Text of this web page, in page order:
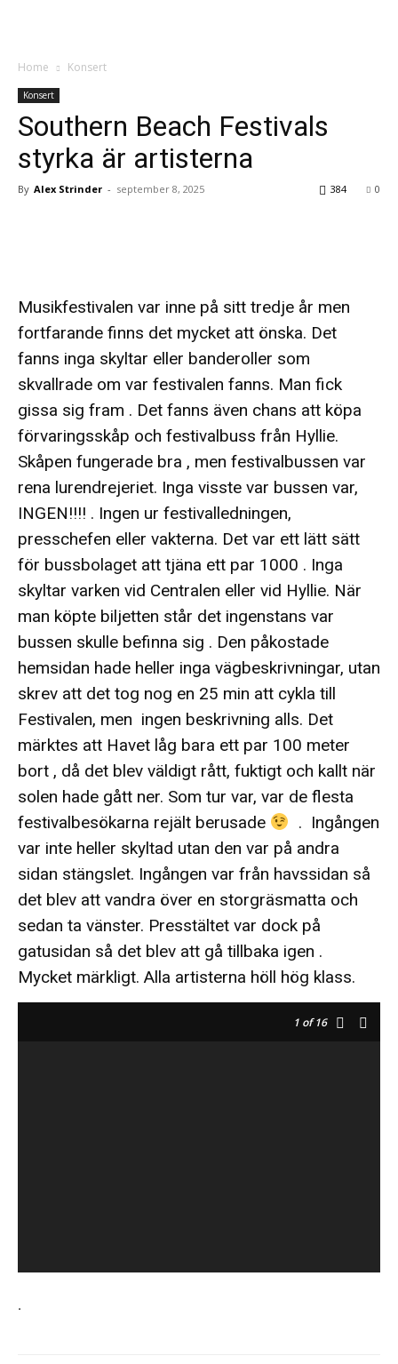
Home Konsert
Konsert
Southern Beach Festivals
styrka är artisterna
By Alex Strinder - september 8, 2025 0
384
Musikfestivalen var inne på sitt tredje år men
fortfarande finns det mycket att önska. Det
fanns inga skyltar eller banderoller som
skvallrade om var festivalen fanns. Man fick
gissa sig fram . Det fanns även chans att köpa
förvaringsskåp och festivalbuss från Hyllie.
Skåpen fungerade bra , men festivalbussen var
rena lurendrejeriet. Inga visste var bussen var,
INGEN!!!! . Ingen ur festivalledningen,
presschefen eller vakterna. Det var ett lätt sätt
för bussbolaget att tjäna ett par 1000 . Inga
skyltar varken vid Centralen eller vid Hyllie. När
man köpte biljetten står det ingenstans var
bussen skulle befinna sig . Den påkostade
hemsidan hade heller inga vägbeskrivningar, utan
skrev att det tog nog en 25 min att cykla till
Festivalen, men ingen beskrivning alls. Det
märktes att Havet låg bara ett par 100 meter
bort , då det blev väldigt rått, fuktigt och kallt när
solen hade gått ner. Som tur var, var de flesta
festivalbesökarna rejält berusade
. Ingången
var inte heller skyltad utan den var på andra
sidan stängslet. Ingången var från havssidan så
det blev att vandra över en storgräsmatta och
sedan ta vänster. Presstältet var dock på
gatusidan så det blev att gå tillbaka igen .
Mycket märkligt. Alla artisterna höll hög klass.
1 of 16
.